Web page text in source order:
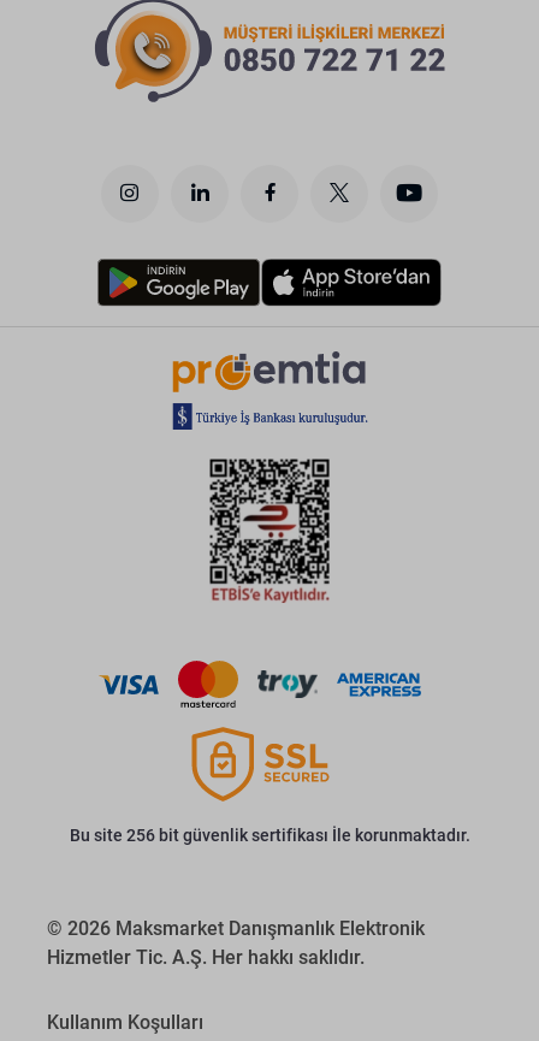
Bu site 256 bit güvenlik sertifikası İle korunmaktadır.
© 2026 Maksmarket Danışmanlık Elektronik
Hizmetler Tic. A.Ş. Her hakkı saklıdır.
Kullanım Koşulları